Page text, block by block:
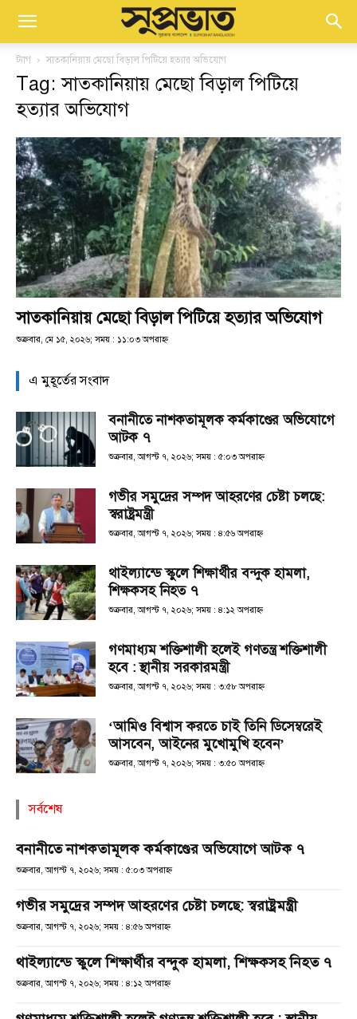
ট্যাগ সাতকানিয়ায় মেছো বিড়াল পিটিয়ে হত্যার অভিযোগ
Tag: সাতকানিয়ায় মেছো বিড়াল পিটিয়ে
হত্যার অভিযোগ
সাতকানিয়ায় মেছো বিড়াল পিটিয়ে হত্যার অভিযোগ
শুক্রবার, মে ১৫, ২০২৬; সময় : ১১:০৩ অপরাহ্ণ
এ মুহূর্তের সংবাদ
বনানীতে নাশকতামূলক কর্মকাণ্ডের অভিযোগে
আটক ৭
শুক্রবার, আগস্ট ৭, ২০২৬; সময় : ৫:০৩ অপরাহ্ণ
গভীর সমুদ্রের সম্পদ আহরণের চেষ্টা চলছে:
স্বরাষ্ট্রমন্ত্রী
শুক্রবার, আগস্ট ৭, ২০২৬; সময় : ৪:৫৬ অপরাহ্ণ
থাইল্যান্ডে স্কুলে শিক্ষার্থীর বন্দুক হামলা,
শিক্ষকসহ নিহত ৭
শুক্রবার, আগস্ট ৭, ২০২৬; সময় : ৪:১২ অপরাহ্ণ
গণমাধ্যম শক্তিশালী হলেই গণতন্ত্র শক্তিশালী
হবে : স্থানীয় সরকারমন্ত্রী
শুক্রবার, আগস্ট ৭, ২০২৬; সময় : ৩:৫৮ অপরাহ্ণ
‘আমিও বিশ্বাস করতে চাই তিনি ডিসেম্বরেই
আসবেন, আইনের মুখোমুখি হবেন’
শুক্রবার, আগস্ট ৭, ২০২৬; সময় : ৩:৫০ অপরাহ্ণ
সর্বশেষ
বনানীতে নাশকতামূলক কর্মকাণ্ডের অভিযোগে আটক ৭
শুক্রবার, আগস্ট ৭, ২০২৬; সময় : ৫:০৩ অপরাহ্ণ
গভীর সমুদ্রের সম্পদ আহরণের চেষ্টা চলছে: স্বরাষ্ট্রমন্ত্রী
শুক্রবার, আগস্ট ৭, ২০২৬; সময় : ৪:৫৬ অপরাহ্ণ
থাইল্যান্ডে স্কুলে শিক্ষার্থীর বন্দুক হামলা, শিক্ষকসহ নিহত ৭
শুক্রবার, আগস্ট ৭, ২০২৬; সময় : ৪:১২ অপরাহ্ণ